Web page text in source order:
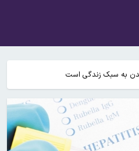
ما هرگز اجازه باز شدن یک کریدور دوم
به سبک زندگی است
امنیت نمی‌آورد
با دشمنان هستند غرش موشک های ما